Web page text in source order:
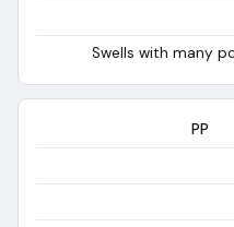
Swells with many
PP